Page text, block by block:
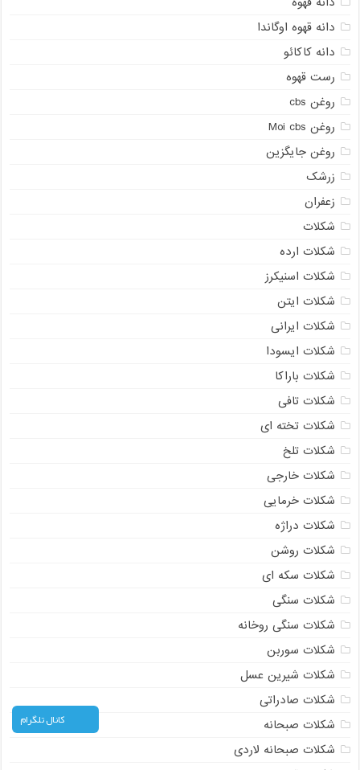
دانه قهوه اوگاندا
دانه کاکائو
رست قهوه
روغن cbs
روغن Moi cbs
روغن جایگزین
زرشک
زعفران
شکلات
شکلات ارده
شکلات اسنیکرز
شکلات ایتن
شکلات ایرانی
شکلات ایسودا
شکلات باراکا
شکلات تافی
شکلات تخته ای
شکلات تلخ
شکلات خارجی
شکلات خرمایی
شکلات دراژه
شکلات روشن
شکلات سکه ای
شکلات سنگی
شکلات سنگی روخانه
شکلات سوربن
شکلات شیرین عسل
شکلات صادراتی
شکلات صبحانه
شکلات صبحانه لاردی
کانال تلگرام